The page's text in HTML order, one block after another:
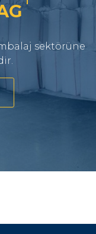
sektörüne